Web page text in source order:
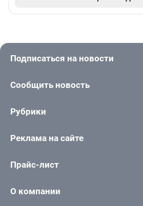
Подписаться на новости
Сообщить новость
Рубрики
Реклама на сайте
Прайс-лист
О компании